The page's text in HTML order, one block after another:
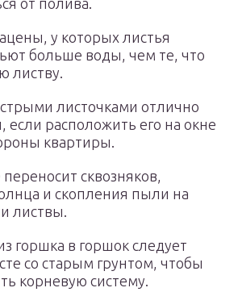
от полива.
у которых листья
больше воды, чем те, что
листву.
листочками отлично
если расположить его на окне
квартиры.
сквозняков,
и скопления пыли на
листвы.
горшка в горшок следует
со старым грунтом, чтобы
корневую систему.